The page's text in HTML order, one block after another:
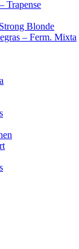
Trapense
Blonde
– Ferm. Mixta